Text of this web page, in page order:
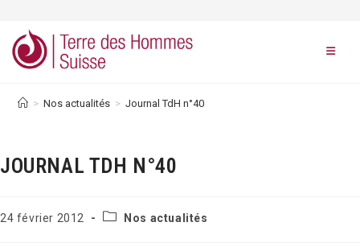
content
> Nos actualités > Journal TdH n°40
JOURNAL TDH N°40
Publication
24 février 2012
PostNos actualités